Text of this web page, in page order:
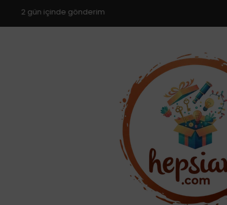
2 gün çinde gönderim